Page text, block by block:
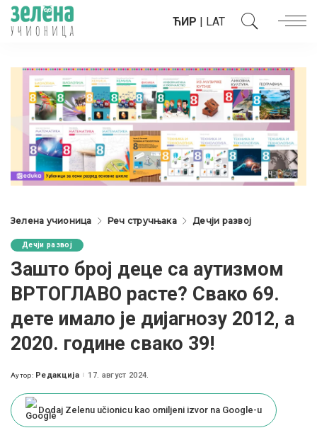
ЋИР | LAT
Зелена учионица Реч стручњака Дечји развој
Дечји развој
Зашто број деце са аутизмом
ВРТОГЛАВО расте? Свако 69.
дете имало је дијагнозу 2012, a
2020. године свако 39!
Posted
Аутор: Редакција 17. август 2024.
Dodaj Zelenu učionicu kao omiljeni izvor na Google-u